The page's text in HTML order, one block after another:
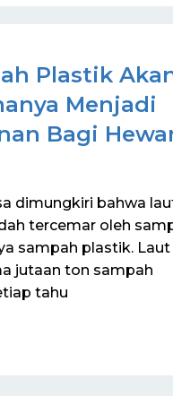
Plastik
Menjadi
Bagi
dimungkiri bahwa
tercemar oleh
sampah plastik. Laut
jutaan ton sampah
tahu